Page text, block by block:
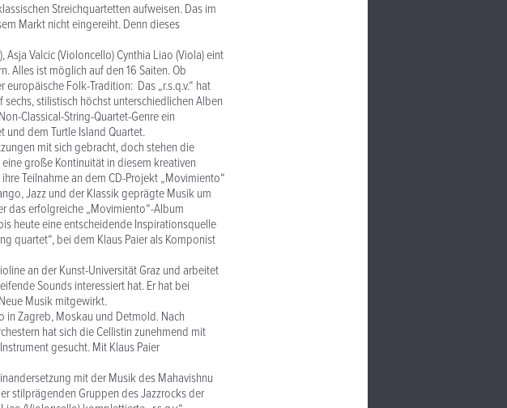
Streichquartetten aufweisen. Das im
Markt nicht eingereiht. Denn dieses
Valcic (Violoncello) Cynthia Liao (Viola) eint
Alles ist möglich auf den 16 Saiten. Ob
Folk-Tradition: Das „r.s.q.v.“ hat
stilistisch höchst unterschiedlichen Alben
Classical-String-Quartet-Genre ein
und dem Turtle Island Quartet.
mit sich gebracht, doch stehen die
große Kontinuität in diesem kreativen
Teilnahme an dem CD-Projekt „Movimiento“
Jazz und der Klassik geprägte Musik um
das erfolgreiche „Movimiento“-Album
heute eine entscheidende Inspirationsquelle
quartet“, bei dem Klaus Paier als Komponist
an der Kunst-Universität Graz und arbeitet
Sounds interessiert hat. Er hat bei
Musik mitgewirkt.
in Zagreb, Moskau und Detmold. Nach
hat sich die Cellistin zunehmend mit
gesucht. Mit Klaus Paier
mit der Musik des Mahavishnu
stilprägenden Gruppen des Jazzrocks der